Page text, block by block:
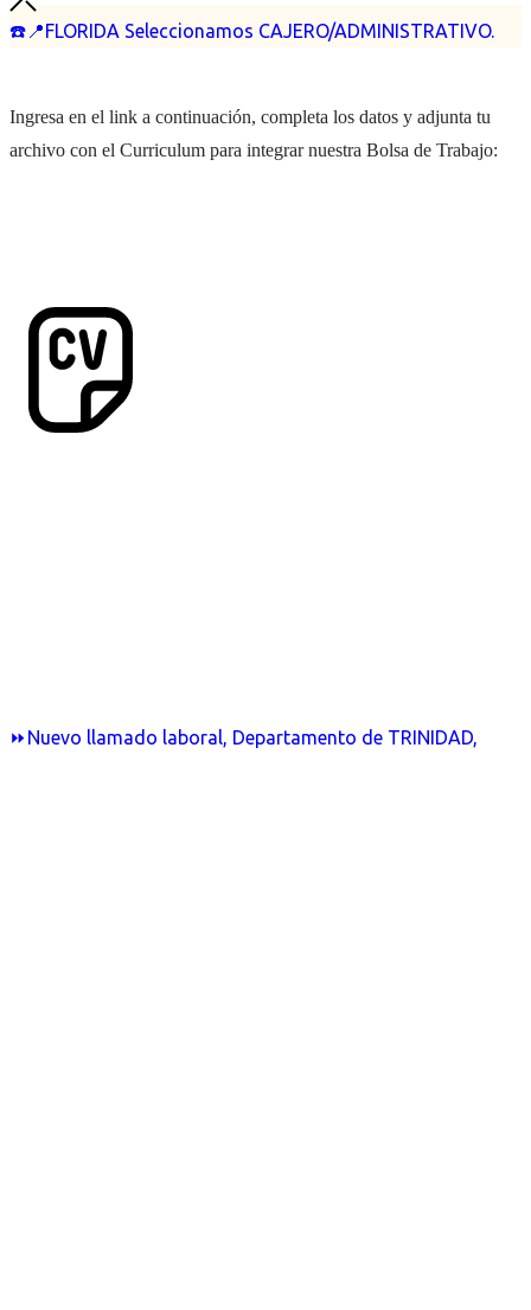
☎️📍FLORIDA Seleccionamos CAJERO/ADMINISTRATIVO.
⏩Nuevo llamado laboral, Departamento de TRINIDAD,
Ingresa en el link a continuación, completa los datos y adjunta tu
archivo con el Curriculum para integrar nuestra Bolsa de Trabajo: